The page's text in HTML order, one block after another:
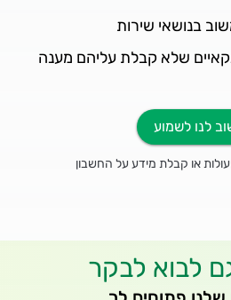
בנושאי שירות
שלא קבלת עליהם מענה
לנו לשמוע
או קבלת מידע על החשבון
לבוא לבקר